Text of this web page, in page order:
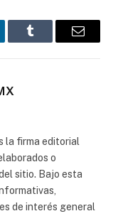
Tumblr
Correo
la firma editorial
o
sitio. Bajo esta
de interés general